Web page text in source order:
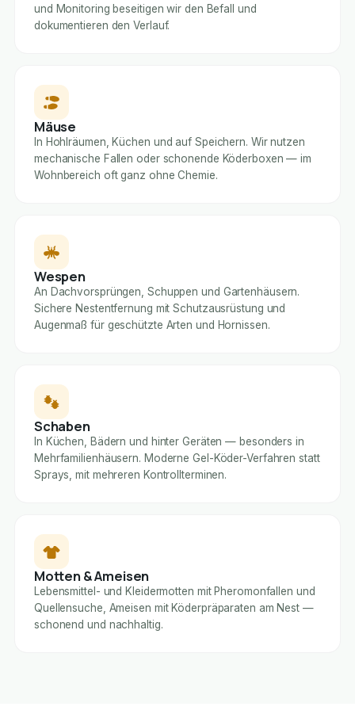
und Monitoring beseitigen wir den Befall und
dokumentieren den Verlauf.
Mäuse
In Hohlräumen, Küchen und auf Speichern. Wir nutzen
mechanische Fallen oder schonende Köderboxen — im
Wohnbereich oft ganz ohne Chemie.
Wespen
An Dachvorsprüngen, Schuppen und Gartenhäusern.
Sichere Nestentfernung mit Schutzausrüstung und
Augenmaß für geschützte Arten und Hornissen.
Schaben
In Küchen, Bädern und hinter Geräten — besonders in
Mehrfamilienhäusern. Moderne Gel-Köder-Verfahren statt
Sprays, mit mehreren Kontrollterminen.
Motten & Ameisen
Lebensmittel- und Kleidermotten mit Pheromonfallen und
Quellensuche, Ameisen mit Köderpräparaten am Nest —
schonend und nachhaltig.